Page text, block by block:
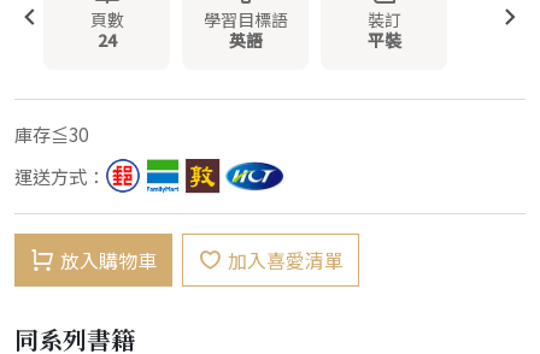
頁數
24
學習目標語
英語
裝訂
平裝
庫存≦30
運送方式：
放入購物車 加入喜愛清單
同系列書籍